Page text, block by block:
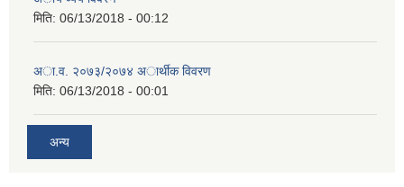
मिति: 06/13/2018 - 00:12
अा.व. २०७३/२०७४ अार्थीक विवरण
मिति: 06/13/2018 - 00:01
अन्य